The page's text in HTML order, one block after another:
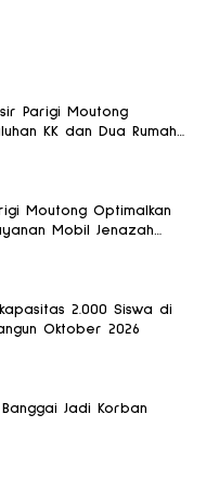
Parigi Moutong
KK dan Dua Rumah
Moutong Optimalkan
Mobil Jenazah
2.000 Siswa di
Oktober 2026
Jadi Korban